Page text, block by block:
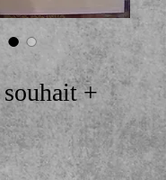
souhait +